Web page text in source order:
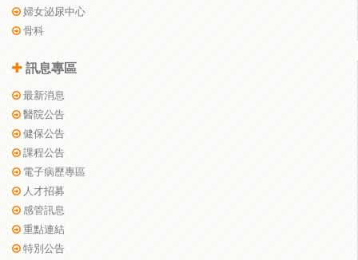
婦女泌尿中心
骨科
訊息專區
最新消息
醫院公告
健保公告
課程公告
電子病歷專區
人才招募
感管訊息
重點連結
特別公告